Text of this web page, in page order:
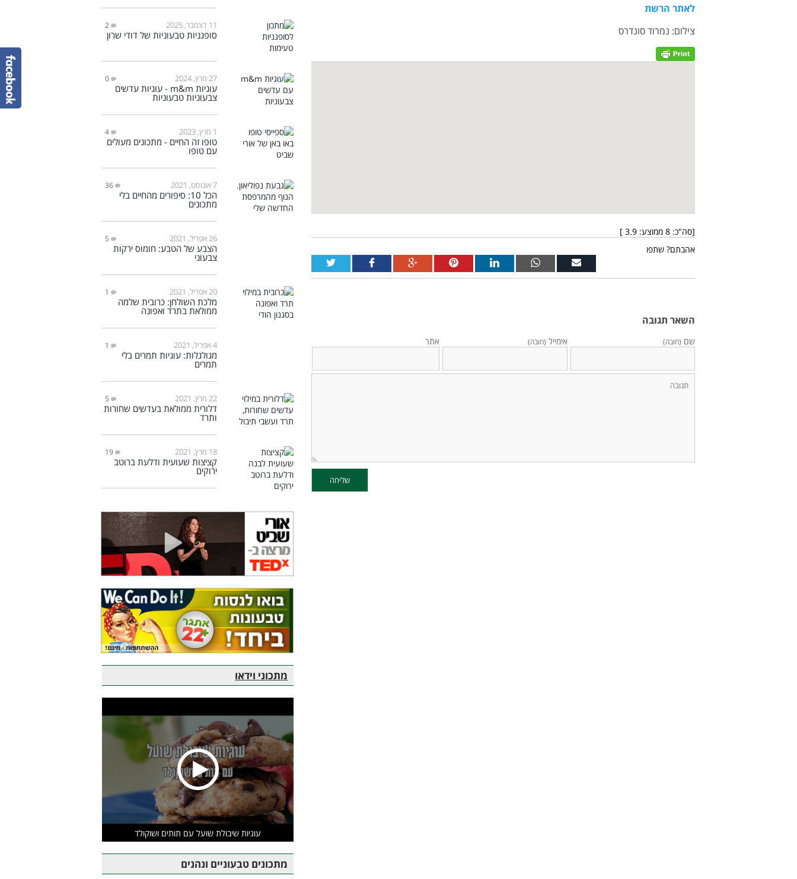
לאתר הרשת
צילום: נמרוד סונדרס
[סה"כ: 8 ממוצע: 3.9
]
אהבתם? שתפו
השאר תגובה
שם (חובה) אימייל (חובה) אתר
11 דצמבר, 2025 2
סופגניות טבעוניות של דודי שרון
27 מרץ, 2024 0
עוגיות m&m - עוגיות עדשים
צבעוניות טבעוניות
1 מרץ, 2023 4
טופו זה החיים - מתכונים מעולים
עם טופו
7 אוגוסט, 2021 36
הכל 10: סיפורים מהחיים בלי
מתכונים
26 אפריל, 2021 5
הצבע של הטבע: חומוס ירקות
צבעוני
20 אפריל, 2021 1
מלכת השולחן: כרובית שלמה
ממולאת בתרד ואפונה
4 אפריל, 2021 1
מגולגלות: עוגיות תמרים בלי
תמרים
22 מרץ, 2021 5
דלורית ממולאת בעדשים שחורות
ותרד
18 מרץ, 2021 19
קציצות שעועית ודלעת ברוטב
ירוקים
מתכוני וידאו
עוגיות שיבולת שועל עם תותים ושוקולד
מתכונים טבעוניים ונהנים